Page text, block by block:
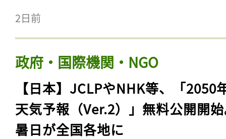
2日前
政府・国際機関・NGO
【日本】JCLPやNHK等、「2050
天気予報（Ver.2）」無料公開開
暑日が全国各地に